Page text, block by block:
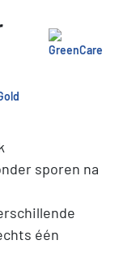
sporen na
één